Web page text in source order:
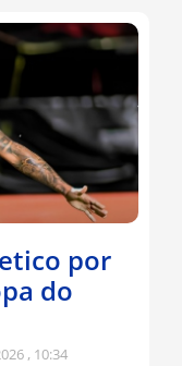
por
do
10:34